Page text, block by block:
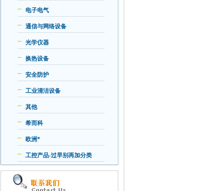
电子电气
通信与网络设备
光学仪器
换热设备
安全防护
工业清洁设备
其他
希而科
欧洲*
工控产品-过早别再加分类